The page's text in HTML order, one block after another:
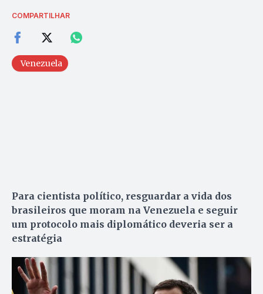
COMPARTILHAR
Venezuela
Para cientista político, resguardar a vida dos
brasileiros que moram na Venezuela e seguir
um protocolo mais diplomático deveria ser a
estratégia